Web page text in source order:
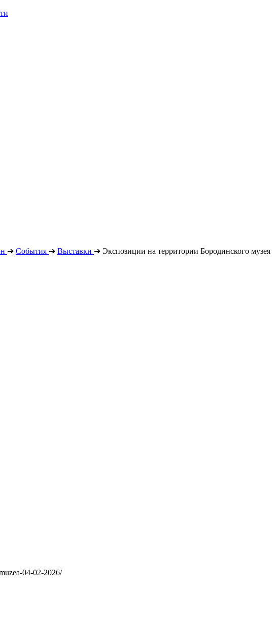
➔ События ➔ Выставки ➔ Экспозиции на территории Бородинского музея
04-02-2026/